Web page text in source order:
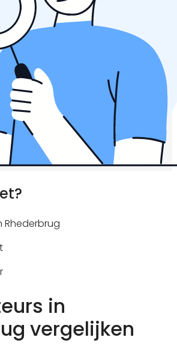
Rhederbrug
in
vergelijken